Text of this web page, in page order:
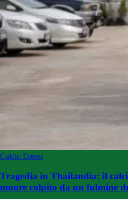
Calcio Estero
Tragedia in Thailandia: il
muore colpito da un fulmine